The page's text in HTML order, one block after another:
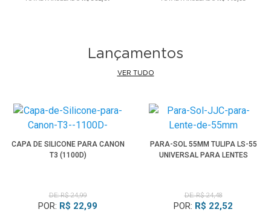
Lançamentos
VER TUDO
CAPA DE SILICONE PARA CANON
T3 (1100D)
DE: R$ 24,99
POR: R$ 22,99
PARA-SOL 55MM TULIPA LS-55
UNIVERSAL PARA LENTES
DE: R$ 24,48
POR: R$ 22,52